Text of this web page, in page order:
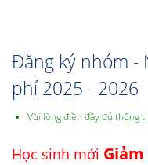
Đăng ký nhóm -
phí 2025 - 2026
Vùi lòng điền đầy đủ thông
Học sinh mới Giảm